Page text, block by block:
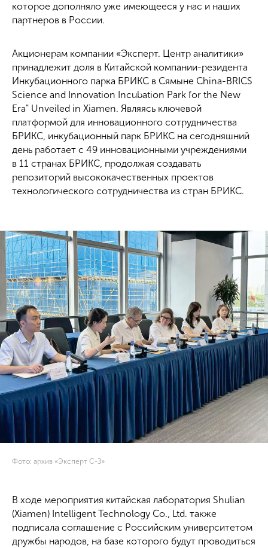
которое дополняло уже имеющееся у нас и наших
партнеров в России.
Акционерам компании «Эксперт. Центр аналитики»
принадлежит доля в Китайской компании-резидента
Инкубационного парка БРИКС в Сямыне China-BRICS
Science and Innovation Incubation Park for the New
Era" Unveiled in Xiamen. Являясь ключевой
платформой для инновационного сотрудничества
БРИКС, инкубационный парк БРИКС на сегодняшний
день работает с 49 инновационными учреждениями
в 11 странах БРИКС, продолжая создавать
репозиторий высококачественных проектов
технологического сотрудничества из стран БРИКС.
Фото: архив «Эксперт С-З»
В ходе мероприятия китайская лаборатория Shulian
(Xiamen) Intelligent Technology Co., Ltd. также
подписала соглашение с Российским университетом
дружбы народов, на базе которого будут проводиться